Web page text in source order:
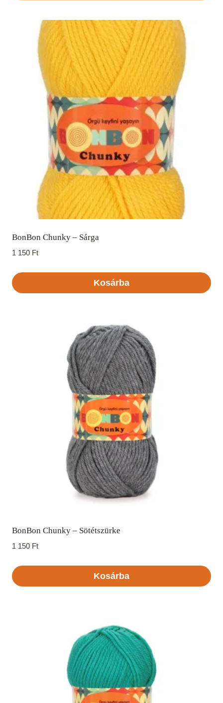
BonBon Chunky – Sárga
1 150 Ft
Kosárba
BonBon Chunky – Sötétszürke
1 150 Ft
Kosárba